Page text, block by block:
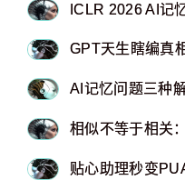
ICLR 2026 AI记
GPT天生瞎编真
AI记忆问题三种
相似不等于相关
贴心助理秒变